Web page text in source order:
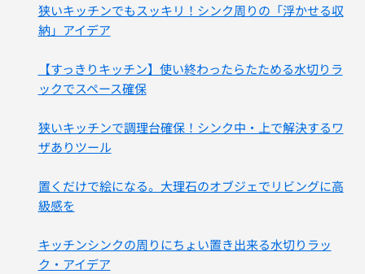
狭いキッチンでもスッキリ！シンク周りの「浮かせる収
納」アイデア
【すっきりキッチン】使い終わったらたためる水切りラ
ックでスペース確保
狭いキッチンで調理台確保！シンク中・上で解決するワ
ザありツール
置くだけで絵になる。大理石のオブジェでリビングに高
級感を
キッチンシンクの周りにちょい置き出来る水切りラッ
ク・アイデア